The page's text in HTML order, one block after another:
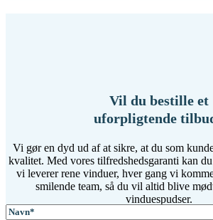
Vil du bestille et
uforpligtende
Vi gør en dyd ud af at sikre, at du som
kvalitet. Med vores tilfredshedsgaranti kan
vi leverer rene vinduer, hver gang vi
smilende team, så du vil altid blive
vinduespudser.